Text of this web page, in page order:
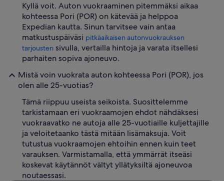
Kyllä voit. Auton vuokraaminen pitemmäksi aikaa
kohteessa Pori (POR) on kätevää ja helppoa
Expedian kautta. Sinun tarvitsee vain antaa
matkustuspäiväsi pitkäaikaisen autonvuokrauksen
tarjousten sivulla, vertailla hintoja ja varata itsellesi
parhaiten sopiva ajoneuvo.
Mistä voin vuokrata auton kohteessa Pori (POR), jos
olen alle 25-vuotias?
Tämä riippuu useista seikoista. Suosittelemme
tarkistamaan eri vuokraamojen ehdot nähdäksesi
vuokraavatko ne autoja alle 25-vuotiaille kuljettajille
ja veloitetaanko tästä mitään lisämaksuja. Voit
tutustua vuokraamojen ehtoihin ennen kuin teet
varauksen. Varmistamalla, että ymmärrät itseäsi
koskevat käytännöt vältyt yllätyksiltä ajoneuvoa
noutaessasi.